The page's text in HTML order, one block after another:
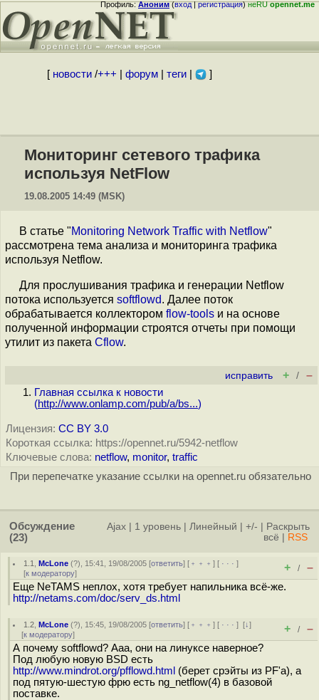
Профиль:Аноним(вход|регистрация)неRUopennet.me
[ новости/+++ форум| теги| ]
Мониторинг сетевого трафика
используя NetFlow
19.08.2005 14:49 (MSK)
В статье "Monitoring Network Traffic with Netflow"
рассмотрена тема анализа и мониторинга трафика
используя Netflow.
Для прослушивания трафика и генерации Netflow
потока используется softflowd. Далее поток
обрабатывается коллектором flow-tools и на основе
полученной информации строятся отчеты при помощи
утилит из пакета Cflow.
исправить + / –
Главная ссылка к новости
(http://www.onlamp.com/pub/a/bs...)
Лицензия: CC BY 3.0
Короткая ссылка: https://opennet.ru/5942-netflow
Ключевые слова: netflow, monitor, traffic
При перепечатке указание ссылки на opennet.ru обязательно
Обсуждение
(23)
Ajax 1 уровень Линейный +/-
Раскрыть
всё
RSS
1.1 ,McLone (?), 15:41, 19/08/2005 [ответить] [ ﹢﹢﹢] [ · · ·]
[к модератору] + / –
Еще NeTAMS неплох, хотя требует напильника всё-же.
http://netams.com/doc/serv_ds.html
1.2 ,McLone (?), 15:45, 19/08/2005 [ответить] [ ﹢﹢﹢] [ · · ·][↓]
[к модератору] + / –
А почему softflowd? Ааа, они на линуксе наверное?
Под любую новую BSD есть
http://www.mindrot.org/pfflowd.html (берет срэйты из PF'a), а
под пятую-шестую фрю есть ng_netflow(4) в базовой
поставке.